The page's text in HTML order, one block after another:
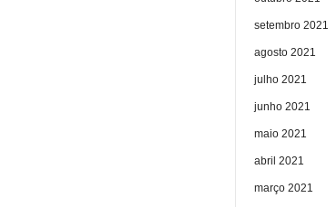
setembro 2021
agosto 2021
julho 2021
junho 2021
maio 2021
abril 2021
março 2021